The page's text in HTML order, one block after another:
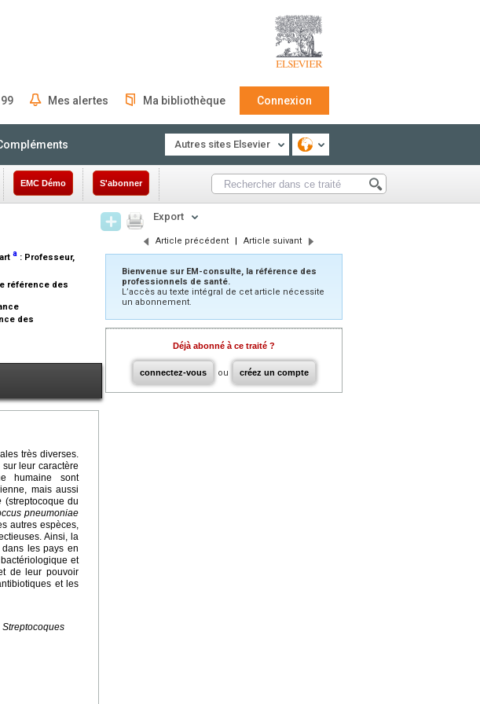
Mes alertes Ma bibliothèque Connexion
Autres sites Elsevier
EMC Démo S'abonner
a : Professeur,
référence des
des
très diverses.
leur caractère
humaine sont
mais aussi
(streptocoque du
pneumoniae
autres espèces,
Ainsi, la
les pays en
et
de leur pouvoir
et les
Export
Article précédent | Article suivant
Bienvenue sur EM-consulte, la référence des
professionnels de santé.
L’accès au texte intégral de cet article nécessite
un abonnement.
Déjà abonné à ce traité ?
connectez-vous ou créez un compte